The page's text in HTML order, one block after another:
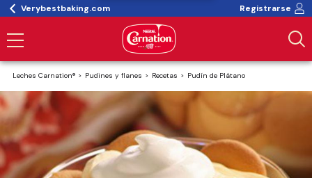
Verybestbaking.com Registrarse
Leches Carnation® Pudines y flanes Recetas Pudín de Plátano